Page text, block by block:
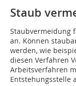
Staub
Staubvermeidung
an. Können
werden, wie
diesen Verfahren
Arbeitsverfahren
Entstehungsstelle